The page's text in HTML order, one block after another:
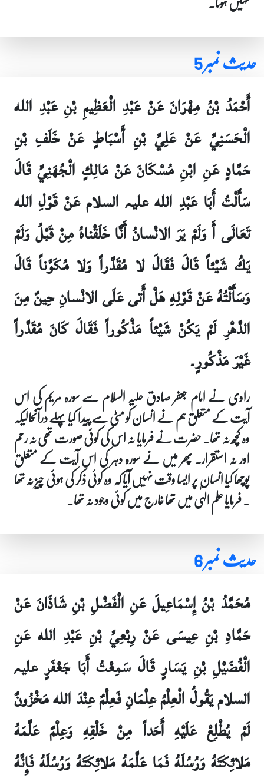
حدیث نمبر 5
أَحْمَدُ بْنُ مِهْرَانَ عَنْ عَبْدِ الْعَظِيمِ بْنِ عَبْدِ الله
الْحَسَنِيِّ عَنْ عَلِيِّ بْنِ أَسْبَاطٍ عَنْ خَلَفِ بْنِ
حَمَّادٍ عَنِ ابْنِ مُسْكَانَ عَنْ مَالِكٍ الْجُهَنِيِّ قَالَ
سَأَلْتُ أَبَا عَبْدِ الله علیہ السلام عَنْ قَوْلِ الله
تَعَالَى أَ وَلَمْ يَرَ الانْسانُ أَنَّا خَلَقْناهُ مِنْ قَبْلُ وَلَمْ
يَكُ شَيْئاً قَالَ فَقَالَ لا مُقَدَّراً وَلا مُكَوَّناً قَالَ
وَسَأَلْتُهُ عَنْ قَوْلِهِ هَلْ أَتى عَلَى الانْسانِ حِينٌ مِنَ
الدَّهْرِ لَمْ يَكُنْ شَيْئاً مَذْكُوراً فَقَالَ كَانَ مُقَدَّراً
غَيْرَ مَذْكُورٍ۔
راوی نے امام جعفر صادق علیہ السلام سے سورہ مریم کی اس
آیت کے متعلق ہم نے انسان کو مٹی سے پیدا کیا پہلے درآنحالیکہ
وہ کچھ نہ تھا۔ حضرت نے فرمایا نہ اس کی کوئی صورت تھی نہ رحم
اور نہ استقرار۔ پھر میں نے سورہ دہر کی اس آیت کے متعلق
پوچھا کیا انسان پر ایسا وقت نہیں آیا کہ وہ کوئی ذکر کی ہوئی چیز نہ تھا
۔ فرمایا علم الہٰی میں تھا خارج میں کوئی وجود نہ تھا۔
حدیث نمبر 6
مُحَمَّدُ بْنُ إِسْمَاعِيلَ عَنِ الْفَضْلِ بْنِ شَاذَانَ عَنْ
حَمَّادِ بْنِ عِيسَى عَنْ رِبْعِيِّ بْنِ عَبْدِ الله عَنِ
الْفُضَيْلِ بْنِ يَسَارٍ قَالَ سَمِعْتُ أَبَا جَعْفَرٍ علیہ
السلام يَقُولُ الْعِلْمُ عِلْمَانِ فَعِلْمٌ عِنْدَ الله مَخْزُونٌ
لَمْ يُطْلِعْ عَلَيْهِ أَحَداً مِنْ خَلْقِهِ وَعِلْمٌ عَلَّمَهُ
مَلائِكَتَهُ وَرُسُلَهُ فَمَا عَلَّمَهُ مَلائِكَتَهُ وَرُسُلَهُ فَإِنَّهُ